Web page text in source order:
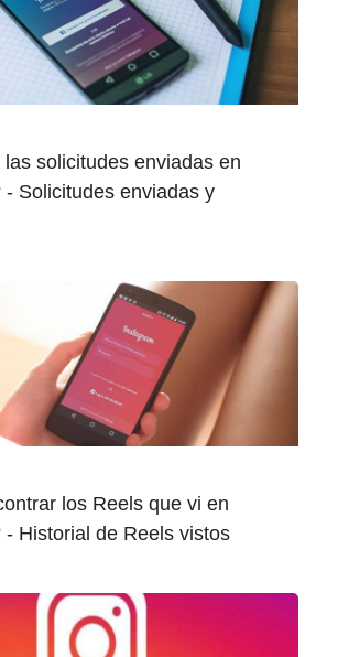
solicitudes enviadas en
- Solicitudes enviadas y
los Reels que vi en
- Historial de Reels vistos